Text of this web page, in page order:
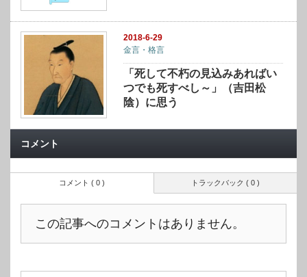
2018-6-29
金言・格言
「死して不朽の見込みあればい
つでも死すべし～」（吉田松
陰）に思う
コメント
トラックバック ( 0 )
コメント ( 0 )
この記事へのコメントはありません。